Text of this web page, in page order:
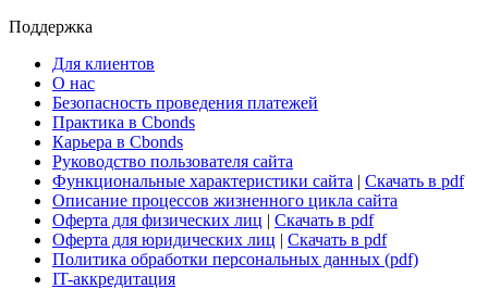
Поддержка
Для клиентов
О нас
Безопасность проведения платежей
Практика в Cbonds
Карьера в Cbonds
Руководство пользователя сайта
Функциональные характеристики сайта | Скачать в pdf
Описание процессов жизненного цикла сайта
Оферта для физических лиц | Скачать в pdf
Оферта для юридических лиц | Скачать в pdf
Политика обработки персональных данных (pdf)
IT-аккредитация